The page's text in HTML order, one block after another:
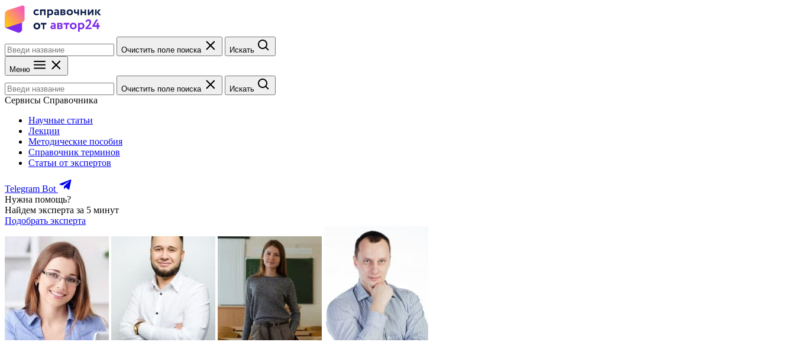
Очистить поле поиска Искать
Меню
Очистить поле поиска Искать
Сервисы Справочника
Научные статьи
Лекции
Методические пособия
Справочник терминов
Статьи от экспертов
Telegram Bot
Нужна помощь?
Найдем эксперта за 5 минут
Подобрать эксперта